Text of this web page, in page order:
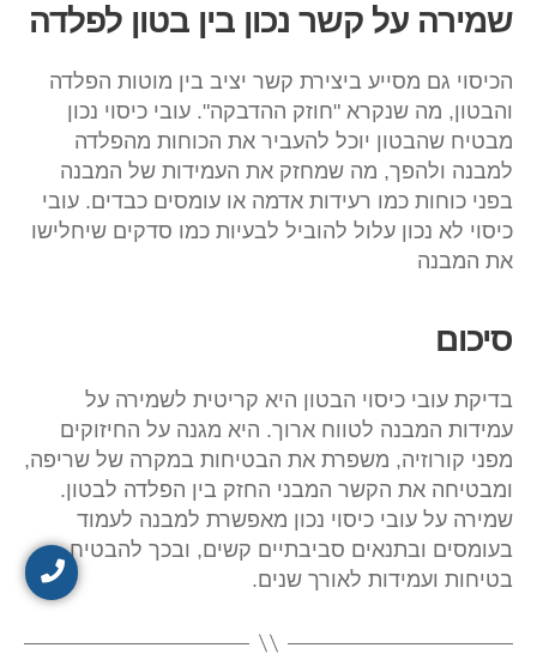
שמירה על קשר נכון בין בטון לפלדה
הכיסוי גם מסייע ביצירת קשר יציב בין מוטות הפלדה
והבטון, מה שנקרא "חוזק ההדבקה". עובי כיסוי נכון
מבטיח שהבטון יוכל להעביר את הכוחות מהפלדה
למבנה ולהפך, מה שמחזק את העמידות של המבנה
בפני כוחות כמו רעידות אדמה או עומסים כבדים. עובי
כיסוי לא נכון עלול להוביל לבעיות כמו סדקים שיחלישו
את המבנה​
סיכום
בדיקת עובי כיסוי הבטון היא קריטית לשמירה על
עמידות המבנה לטווח ארוך. היא מגנה על החיזוקים
מפני קורוזיה, משפרת את הבטיחות במקרה של שריפה,
ומבטיחה את הקשר המבני החזק בין הפלדה לבטון.
שמירה על עובי כיסוי נכון מאפשרת למבנה לעמוד
בעומסים ובתנאים סביבתיים קשים, ובכך להבטיח
בטיחות ועמידות לאורך שנים.